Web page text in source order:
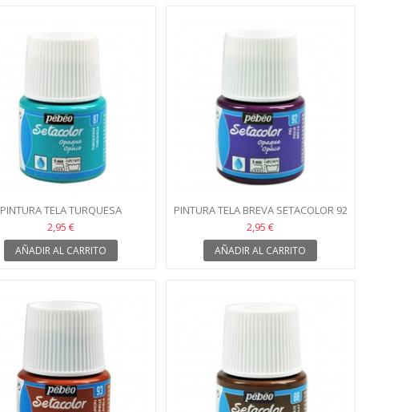
PINTURA TELA TURQUESA
SETACOLOR 87
2,95 €
AÑADIR AL CARRITO
PINTURA TELA BREVA SETACOLOR 92
2,95 €
AÑADIR AL CARRITO